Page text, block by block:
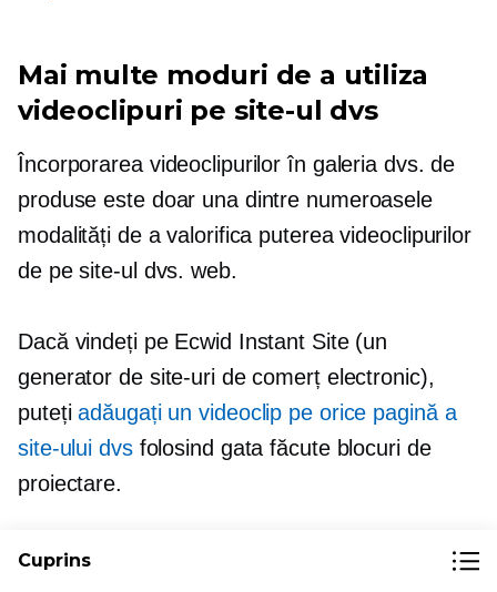
Mai multe moduri de a utiliza
videoclipuri pe site-ul dvs
Încorporarea videoclipurilor în galeria dvs. de
produse este doar una dintre numeroasele
modalități de a valorifica puterea videoclipurilor
de pe site-ul dvs. web.
Dacă vindeți pe Ecwid Instant Site (un
generator de site-uri de comerț electronic),
putețiadăugați un videoclip pe orice pagină a
site-ului dvsfolosind gata făcuteblocuri de
proiectare.
Puteți afișa până la patru videoclipuri într-un
Cuprins